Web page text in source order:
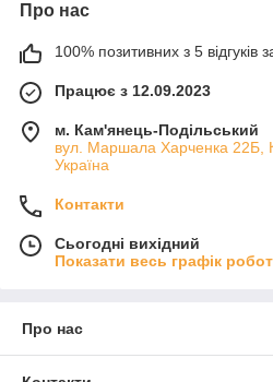
Про нас
100% позитивних з 5 відгуків
Працює з 12.09.2023
м. Кам'янець-Подільський
вул. Маршала Харченка 22Б,
Україна
Контакти
Сьогодні вихідний
Показати весь графік
Про нас